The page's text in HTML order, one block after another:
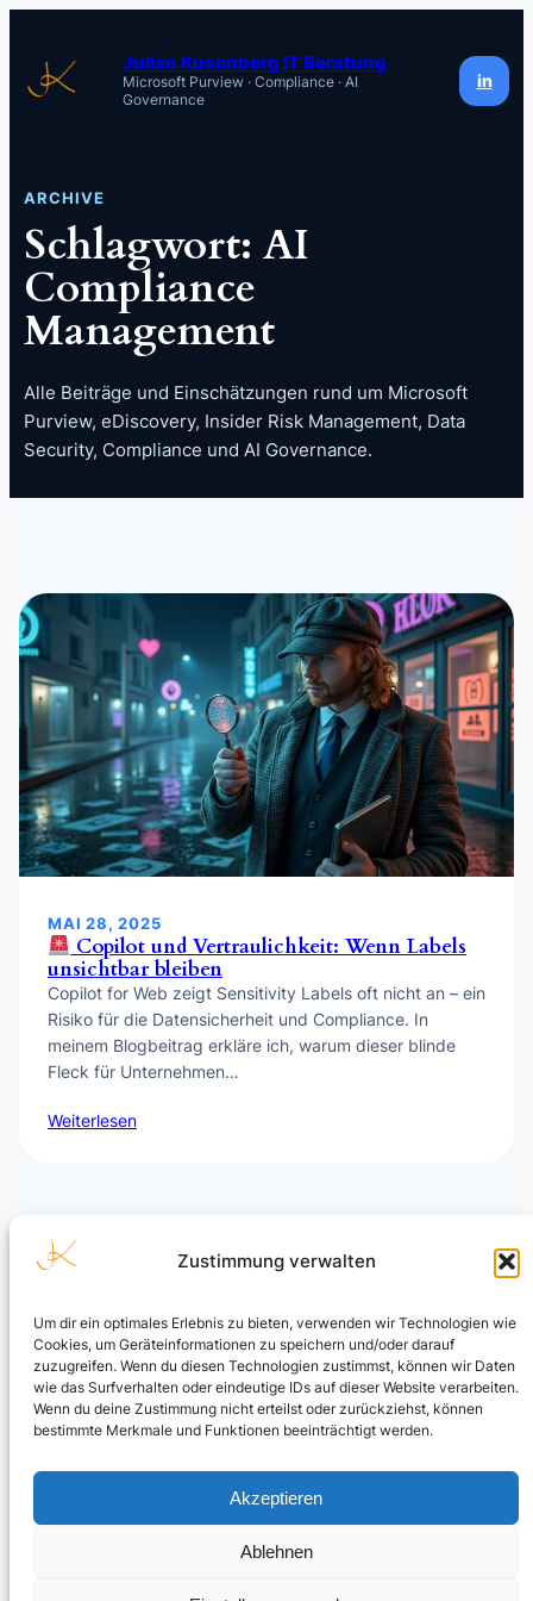
Zustimmung verwalten
Um dir ein optimales Erlebnis zu bieten, verwenden wir Technologien wie
Cookies, um Geräteinformationen zu speichern und/oder darauf
zuzugreifen. Wenn du diesen Technologien zustimmst, können wir Daten
wie das Surfverhalten oder eindeutige IDs auf dieser Website verarbeiten.
Wenn du deine Zustimmung nicht erteilst oder zurückziehst, können
bestimmte Merkmale und Funktionen beeinträchtigt werden.
Akzeptieren
Ablehnen
Inhalt
springen
Julian Kusenberg IT Beratung
Microsoft Purview · Compliance · AI
Governance
in
ARCHIVE
Schlagwort: AI
Compliance
Management
Alle Beiträge und Einschätzungen rund um Microsoft
Purview, eDiscovery, Insider Risk Management, Data
Security, Compliance und AI Governance.
MAI 28, 2025
Copilot und Vertraulichkeit: Wenn Labels
unsichtbar bleiben
Copilot for Web zeigt Sensitivity Labels oft nicht an – ein
Risiko für die Datensicherheit und Compliance. In
meinem Blogbeitrag erkläre ich, warum dieser blinde
Fleck für Unternehmen…
Weiterlesen
Julian Kusenberg
Microsoft Purview, Compliance, eDiscovery, Insider Risk
Management, Data Security und AI Governance.
LinkedIn Profil